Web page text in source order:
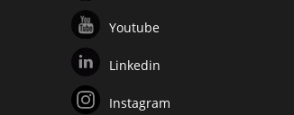
Youtube
Linkedin
Instagram